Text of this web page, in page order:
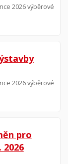
2026 výběrové
2026 výběrové
pro